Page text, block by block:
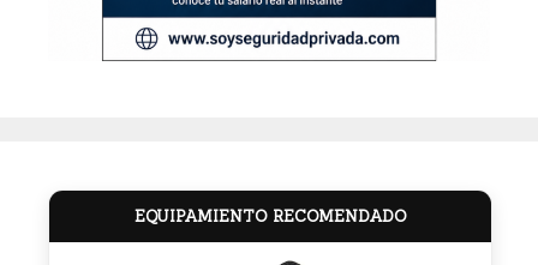
EQUIPAMIENTO RECOMENDADO